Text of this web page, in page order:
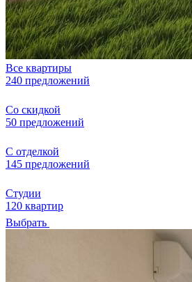
Все квартиры
240 предложений
Со скидкой
50 предложений
С отделкой
145 предложений
Студии
120 квартир
Выбрать